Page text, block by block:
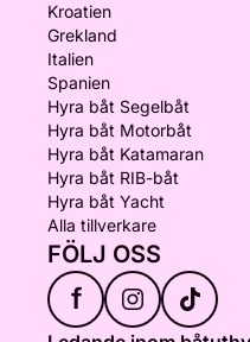
Kroatien
Grekland
Italien
Spanien
Hyra båt Segelbåt
Hyra båt Motorbåt
Hyra båt Katamaran
Hyra båt RIB-båt
Hyra båt Yacht
Alla tillverkare
FÖLJ OSS
f